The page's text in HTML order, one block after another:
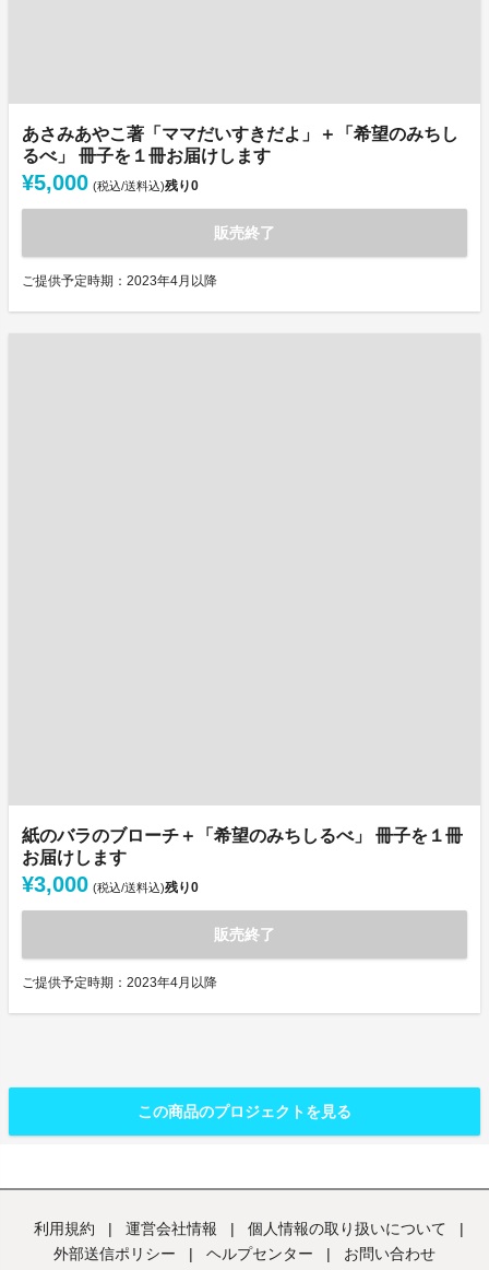
あさみあやこ著「ママだいすきだよ」＋「希望のみちし
るべ」 冊子を１冊お届けします
¥5,000 (税込/送料込)残り0
販売終了
ご提供予定時期：2023年4月以降
紙のバラのブローチ＋「希望のみちしるべ」 冊子を１冊
お届けします
¥3,000 (税込/送料込)残り0
販売終了
ご提供予定時期：2023年4月以降
この商品のプロジェクトを見る
利用規約 | 運営会社情報 | 個人情報の取り扱いについて
|
外部送信ポリシー
| ヘルプセンター | お問い合わせ